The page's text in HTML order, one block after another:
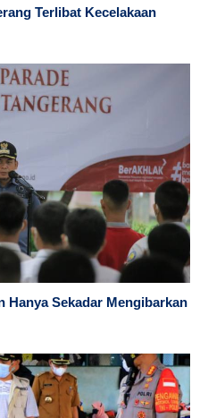
Terlibat Kecelakaan
Hanya Sekadar Mengibarkan